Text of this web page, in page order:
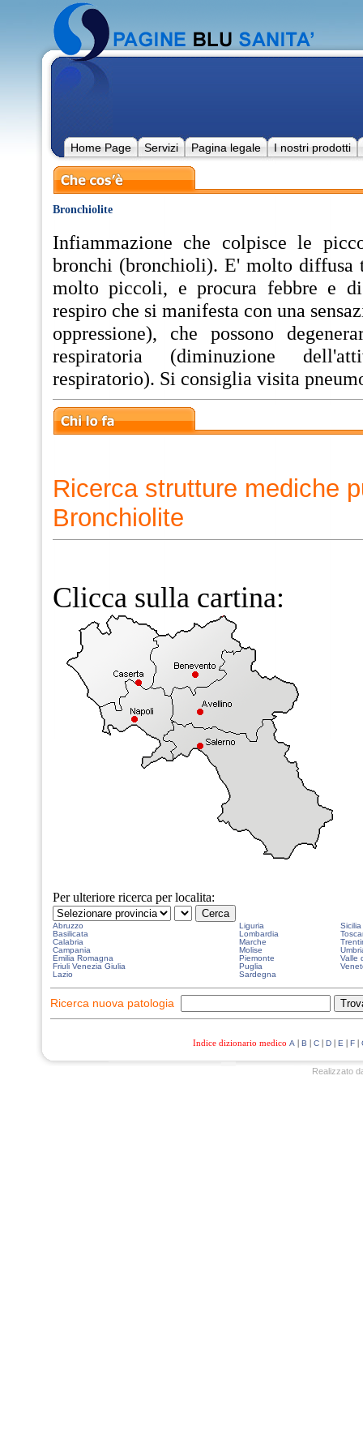
Home Page Servizi Pagina legale I nostri prodotti
Bronchiolite
Infiammazione che colpisce le
bronchi (bronchioli). E' molto diffusa
molto piccoli, e procura febbre e
respiro che si manifesta con una
oppressione), che possono
respiratoria (diminuzione
respiratorio). Si consiglia visita
Ricerca strutture mediche
Bronchiolite
Clicca sulla cartina:
Per ulteriore ricerca per localita:
Abruzzo Liguria
Sicilia
Basilicata
Lombardia
Calabria
Marche
Campania
Molise
Emilia Romagna
Piemonte
Valle
Friuli Venezia Giulia
Puglia
Lazio
Sardegna
Ricerca nuova patologia
Indice dizionario medico A | B | C | D | E | F |
Realizzato